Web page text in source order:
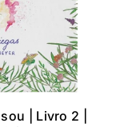
| Livro 2 |